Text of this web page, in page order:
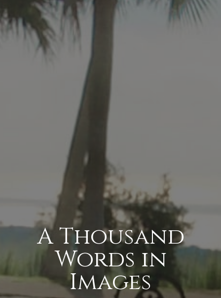
A Thousand
Words in
Images